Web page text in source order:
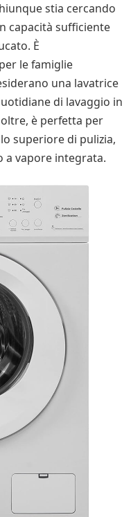
stia cercando
capacità sufficiente
È
le famiglie
una lavatrice
di lavaggio in
è perfetta per
superiore di pulizia,
a vapore integrata.